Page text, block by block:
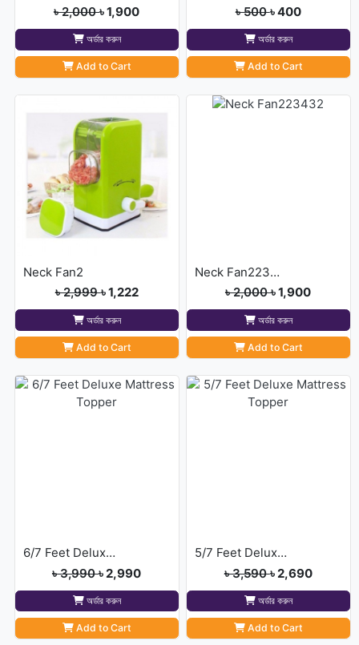
৳ 2,000৳ 1,900
অর্ডার করুন
Add to Cart
৳ 500৳ 400
অর্ডার করুন
Add to Cart
Neck Fan2
৳ 2,999৳ 1,222
অর্ডার করুন
Add to Cart
Neck Fan223432
৳ 2,000৳ 1,900
অর্ডার করুন
Add to Cart
6/7 Feet Deluxe Mattress Topper
৳ 3,990৳ 2,990
অর্ডার করুন
Add to Cart
5/7 Feet Deluxe Mattress Topper
৳ 3,590৳ 2,690
অর্ডার করুন
Add to Cart